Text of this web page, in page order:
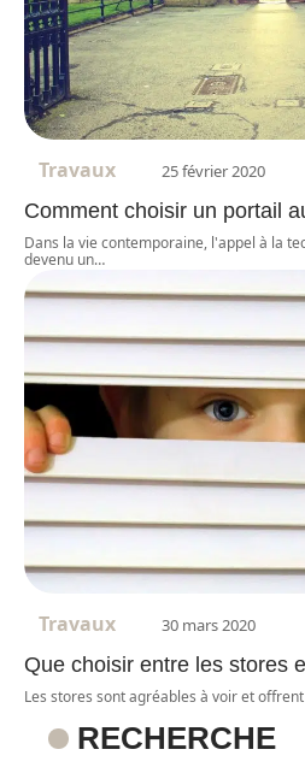
Travaux 25 février 2020
Comment choisir un portail
Dans la vie contemporaine, l'appel à la
devenu un…
Travaux 30 mars 2020
Que choisir entre les stores
Les stores sont agréables à voir et
RECHERCHE